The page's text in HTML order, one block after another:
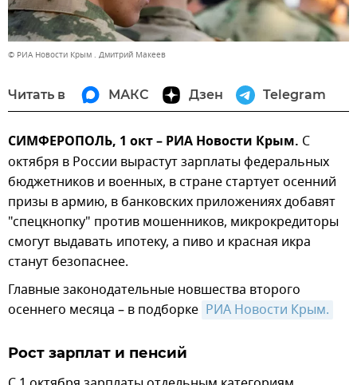
© РИА Новости Крым . Дмитрий Макеев
Читать в МАКС Дзен Telegram
СИМФЕРОПОЛЬ, 1 окт – РИА Новости Крым. С
октября в России вырастут зарплаты федеральных
бюджетников и военных, в стране стартует осенний
призы в армию, в банковских приложениях добавят
"спецкнопку" против мошенников, микрокредиторы
смогут выдавать ипотеку, а пиво и красная икра
станут безопаснее.
Главные законодательные новшества второго
осеннего месяца – в подборке РИА Новости Крым.
Рост зарплат и пенсий